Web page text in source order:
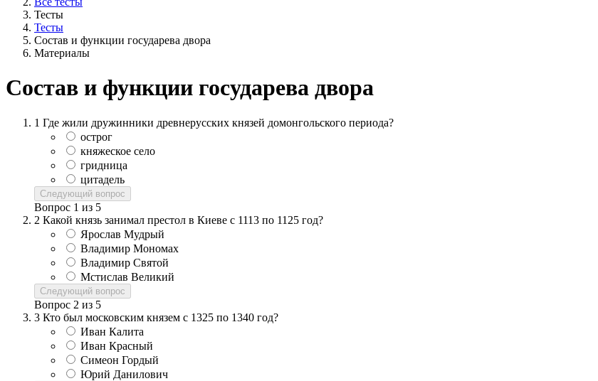
Тесты
Тесты
Состав и функции государева двора
Материалы
Состав и функции государева двора
1 Где жили дружинники древнерусских князей домонгольского периода?
острог
княжеское село
гридница
цитадель
Следующий вопрос
Вопрос 1 из 5
2 Какой князь занимал престол в Киеве с 1113 по 1125 год?
Ярослав Мудрый
Владимир Мономах
Владимир Святой
Мстислав Великий
Следующий вопрос
Вопрос 2 из 5
3 Кто был московским князем с 1325 по 1340 год?
Иван Калита
Иван Красный
Симеон Гордый
Юрий Данилович